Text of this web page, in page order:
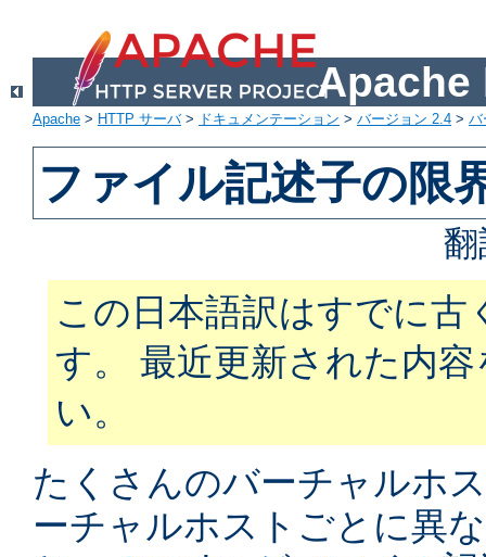
Apache
Apache > HTTP サーバ> ドキュメンテーション > バージョン 2.4 > バ
ファイル記述子の限
この日本語訳はすでに
す。 最近更新された内
い。
たくさんのバーチャルホ
ーチャルホストごとに異